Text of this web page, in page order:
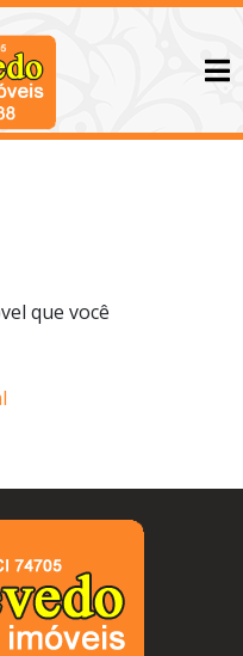
que você